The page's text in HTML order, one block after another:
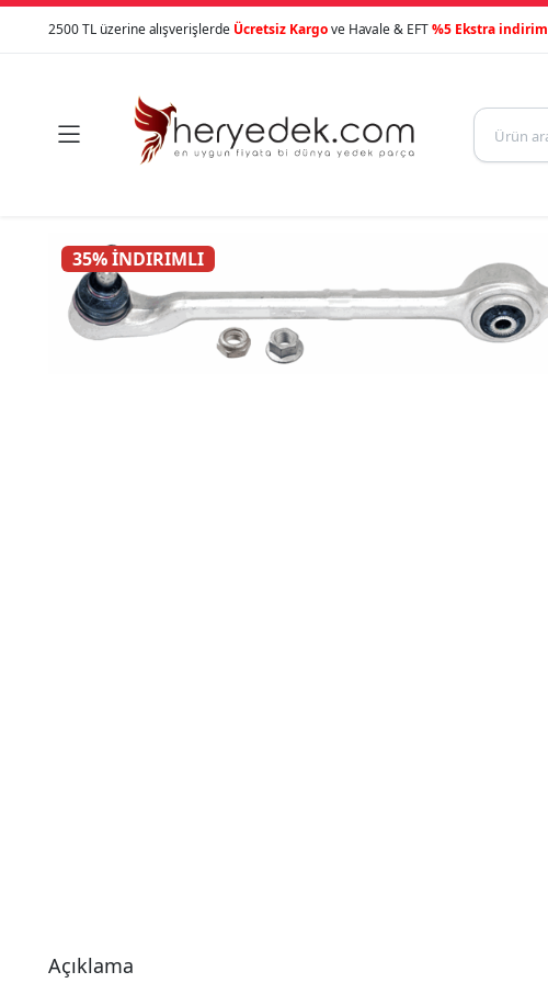
2500 TL üzerine alışverişlerde Ücretsiz Kargove Havale & EFT%5 Ekstra indirim

35% İNDIRIMLI
Açıklama